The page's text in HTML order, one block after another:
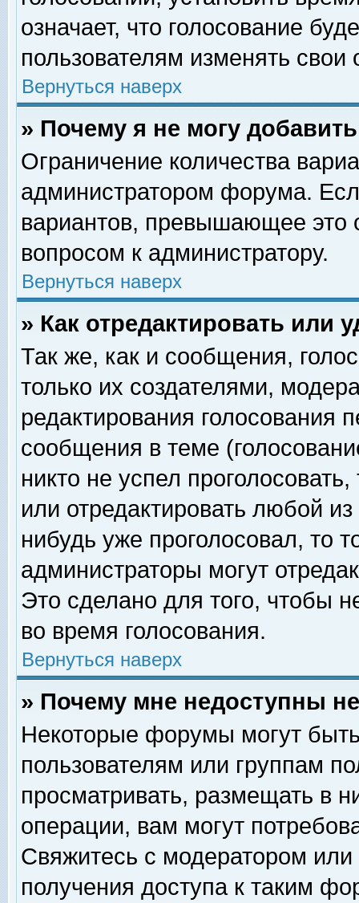
означает, что голосование
пользователям изменять свои
Вернуться наверх
» Почему я не могу
Ограничение количества
администратором форума.
вариантов, превышающее это
вопросом к администратору.
Вернуться наверх
» Как отредактировать или
Так же, как и сообщения,
только их создателями,
редактирования голосования
сообщения в теме
никто не успел
или отредактировать любой
нибудь уже проголосовал, то
администраторы могут
Это сделано для того, чтобы
во время голосования.
Вернуться наверх
» Почему мне недоступны
Некоторые форумы могут
пользователям или группам
просматривать, размещать в
операции, вам могут
Свяжитесь с модератором
получения доступа к таким